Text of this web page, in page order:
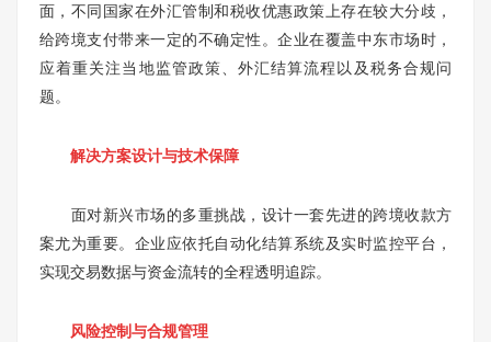
面，不同国家在外汇管制和税收优惠政策上存在较大分歧，
给跨境支付带来一定的不确定性。企业在覆盖中东市场时，
应着重关注当地监管政策、外汇结算流程以及税务合规问
题。
解决方案设计与技术保障
面对新兴市场的多重挑战，设计一套先进的跨境收款方
案尤为重要。企业应依托自动化结算系统及实时监控平台，
实现交易数据与资金流转的全程透明追踪。
风险控制与合规管理